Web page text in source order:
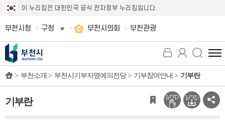
이 누리집은 대한민국 공식 전자정부 누리집입니다.
부천시청 구청 부천시의회 부천관광
전
체
뉴
보
기
> 부천소개 > 부천시기부자명예의전당 > 기부참여안내 > 기부란
기부란